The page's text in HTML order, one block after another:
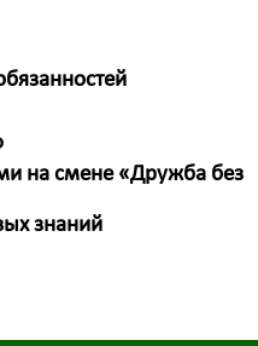
на смене «Дружба без
знаний